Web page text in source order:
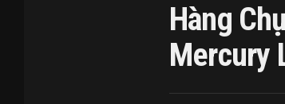
Hàng
Mercury